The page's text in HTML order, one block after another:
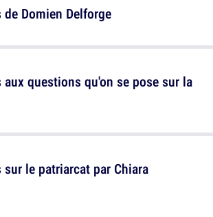
Domien Delforge
le patriarcat par Chiara
aux questions qu'on se pose sur la